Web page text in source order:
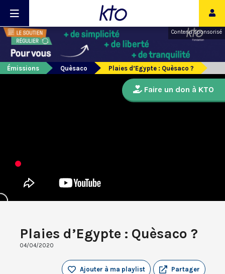
Contenu sponsorisé
Émissions Quèsaco Plaies d’Egypte : Quèsaco ?
Plaies d’Egypte : Quèsaco ?
04/04/2020
Partager
Ajouter à ma playlist
Faire un don à KTO